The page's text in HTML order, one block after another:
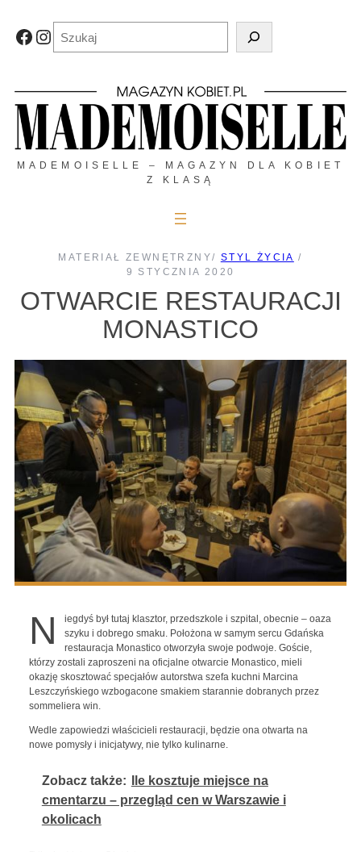
treściFacebook
Instagram
MADEMOISELLE – MAGAZYN DLA KOBIET
Z KLASĄ
MATERIAŁ ZEWNĘTRZNY/ STYL ŻYCIA /
9 STYCZNIA 2020
OTWARCIE RESTAURACJI
MONASTICO
N
iegdyś był tutaj klasztor, przedszkole i szpital, obecnie – oaza
szyku i dobrego smaku. Położona w samym sercu Gdańska
restauracja Monastico otworzyła swoje podwoje. Goście,
którzy zostali zaproszeni na oficjalne otwarcie Monastico, mieli
okazję skosztować specjałów autorstwa szefa kuchni Marcina
Leszczyńskiego wzbogacone smakiem starannie dobranych przez
sommeliera win.
Wedle zapowiedzi właścicieli restauracji, będzie ona otwarta na
nowe pomysły i inicjatywy, nie tylko kulinarne.
Zobacz także:
Ile kosztuje miejsce na
cmentarzu – przegląd cen w Warszawie i
okolicach